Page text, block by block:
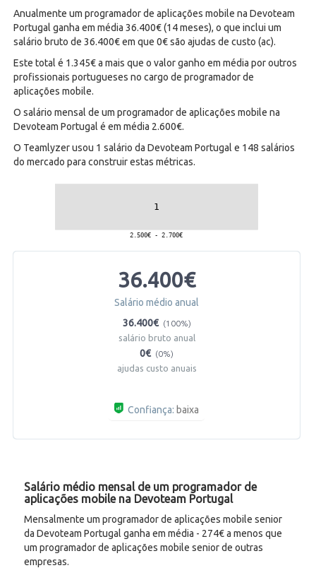
Anualmente um programador de aplicações mobile na Devoteam
Portugal ganha em média 36.400€ (14 meses), o que inclui um
salário bruto de 36.400€ em que 0€ são ajudas de custo (ac).
Este total é 1.345€ a mais que o valor ganho em média por outros
profissionais portugueses no cargo de programador de
aplicações mobile.
O salário mensal de um programador de aplicações mobile na
Devoteam Portugal é em média 2.600€.
O Teamlyzer usou 1 salário da Devoteam Portugal e 148 salários
do mercado para construir estas métricas.
36.400€
Salário médio anual
36.400€ (100%)
salário bruto anual
0€ (0%)
ajudas custo anuais
Confiança: baixa
Salário médio mensal de um programador de
aplicações mobile na Devoteam Portugal
Mensalmente um programador de aplicações mobile senior
da Devoteam Portugal ganha em média - 274€ a menos que
um programador de aplicações mobile senior de outras
empresas.